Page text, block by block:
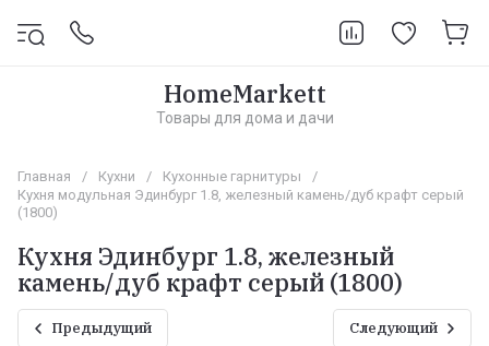
HomeMarkett
Товары для дома и дачи
Главная / Кухни / Кухонные гарнитуры
/
Кухня модульная Эдинбург 1.8, железный камень/дуб крафт серый
(1800)
Кухня Эдинбург 1.8, железный
камень/дуб крафт серый (1800)
Предыдущий Следующий